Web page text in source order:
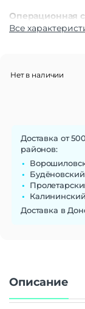
Операционная
Операционная
Тип встроенной
Разрешение экрана
Тип матрицы экрана
Поверхность
Частота
Стандарт связи/
Количество ядер
процессора
Все
Нет в наличии
Доставка от
районов:
Будёновский
Калининский
Доставка в
Описание